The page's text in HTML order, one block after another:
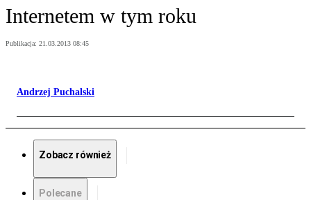
Internetem w tym roku
Publikacja: 21.03.2013 08:45
Andrzej Puchalski
Zobacz również
Polecane